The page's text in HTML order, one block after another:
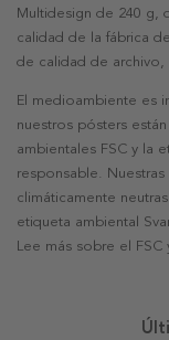
Multidesign de 240 g,
calidad de la fábrica
de calidad de
El medioambiente es
nuestros pósters
ambientales FSC y la
responsable.
climáticamente
etiqueta ambiental
Lee más sobre el